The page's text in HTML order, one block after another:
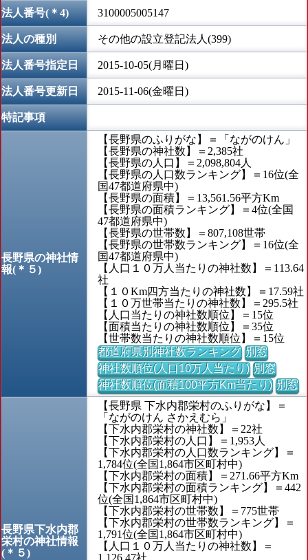
法人番号(＊4) 3100005005147
法人の種別 その他の設立登記法人(399)
法人番号指定日 2015-10-05(月曜日)
法人番号更新日 2015-11-06(金曜日)
特記事項
長野県の神社情
報(＊５)
【長野県のふりがな】＝「ながのけん」
【長野県の神社数】＝2,385社
【長野県の人口】＝2,098,804人
【長野県の人口数ランキング】＝16位(全
国47都道府県中)
【長野県の面積】＝13,561.56平方Km
【長野県の面積ランキング】＝4位(全国
47都道府県中)
【長野県の世帯数】＝807,108世帯
【長野県の世帯数ランキング】＝16位(全
国47都道府県中)
【人口１０万人当たりの神社数】＝113.64
社
【１０Km四方当たりの神社数】＝17.59社
【１０万世帯当たりの神社数】＝295.5社
【人口当たりの神社数順位】＝15位
【面積当たりの神社数順位】＝35位
【世帯数当たりの神社数順位】＝15位
都道府県別神社数ランキング 別窓
神社数順位(人口10万人当たり) 別窓
神社数順位(面積100平方Km当たり) 別窓
長野県下水内郡
栄村の神社情報
(＊５)
【長野県 下水内郡栄村のふりがな】＝
「ながのけん さかえむら」
【下水内郡栄村の神社数】＝22社
【下水内郡栄村の人口】＝1,953人
【下水内郡栄村の人口数ランキング】＝
1,784位(全国1,864市区町村中)
【下水内郡栄村の面積】＝271.66平方Km
【下水内郡栄村の面積ランキング】＝442
位(全国1,864市区町村中)
【下水内郡栄村の世帯数】＝775世帯
【下水内郡栄村の世帯数ランキング】＝
1,791位(全国1,864市区町村中)
【人口１０万人当たりの神社数】＝
1,126.47社